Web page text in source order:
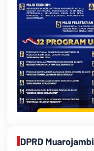
DPRD Muarojambi